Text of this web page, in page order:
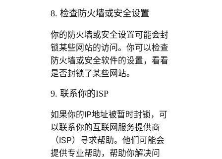
8. 检查防火墙或安全设置
你的防火墙或安全设置可能会封
锁某些网站的访问。你可以检查
防火墙或安全软件的设置，看看
是否封锁了某些网站。
9. 联系你的ISP
如果你的IP地址被暂时封锁，可
以联系你的互联网服务提供商
（ISP）寻求帮助。他们可能会
提供专业帮助，帮助你解决问